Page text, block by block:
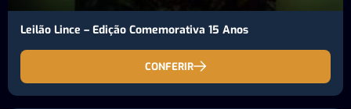
Leilão Lince – Edição Comemorativa 15 Anos
CONFERIR